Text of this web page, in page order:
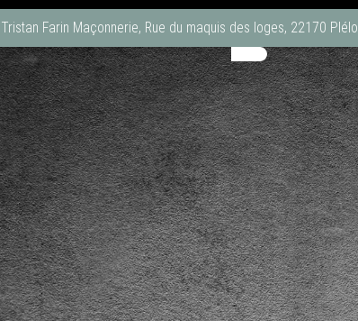
Tristan Farin Maçonnerie, Rue du maquis des loges, 22170 Plélo